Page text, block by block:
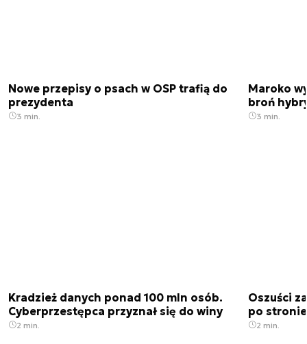
Nowe przepisy o psach w OSP trafią do
prezydenta
3 min.
Maroko
broń
3 min.
Kradzież danych ponad 100 mln osób.
Cyberprzestępca przyznał się do winy
2 min.
Oszuści
po
2 min.